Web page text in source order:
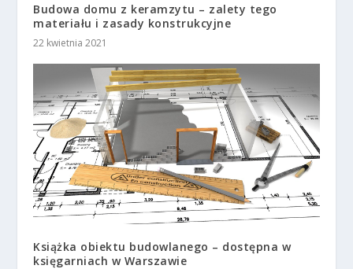
Budowa domu z keramzytu – zalety tego
materiału i zasady konstrukcyjne
22 kwietnia 2021
Książka obiektu budowlanego – dostępna w
księgarniach w Warszawie